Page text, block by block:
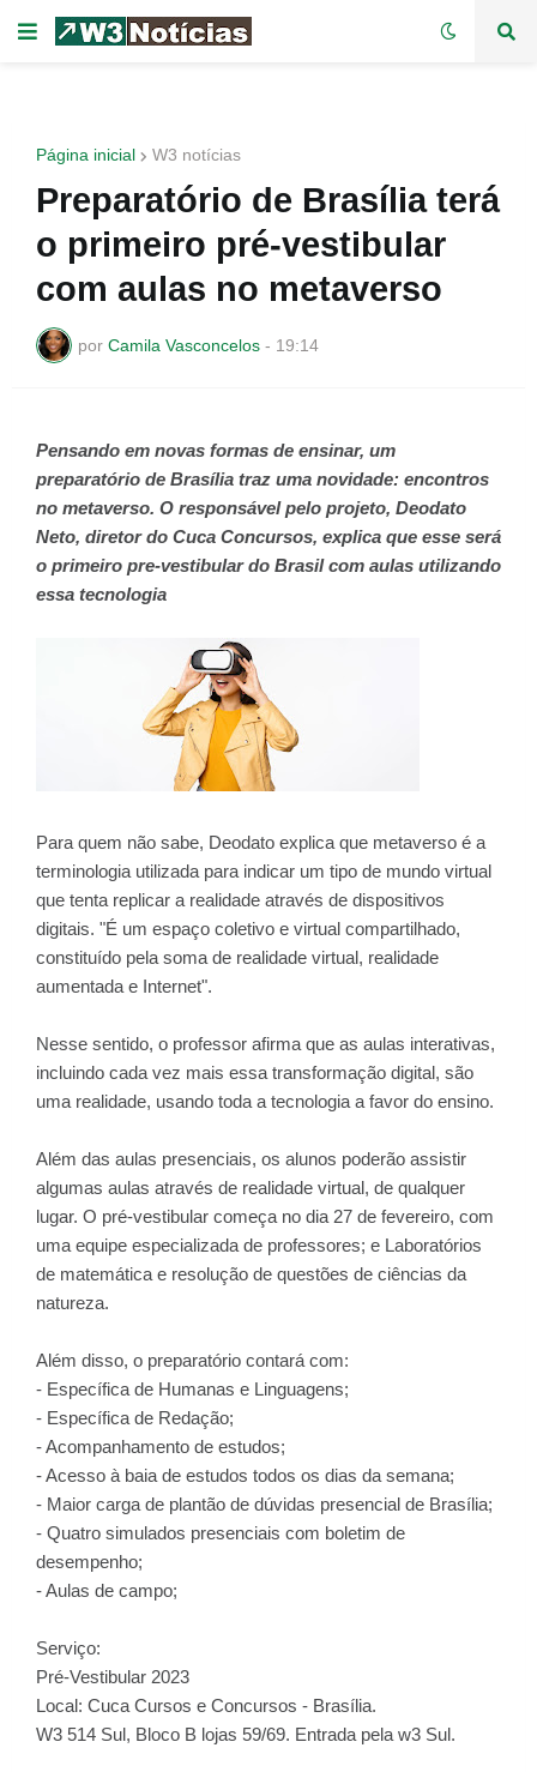
Página inicial W3 notícias
Preparatório de Brasília terá
o primeiro pré-vestibular
com aulas no metaverso
por Camila Vasconcelos - 19:14
Pensando em novas formas de ensinar, um
preparatório de Brasília traz uma novidade: encontros
no metaverso. O responsável pelo projeto, Deodato
Neto, diretor do Cuca Concursos, explica que esse será
o primeiro pre-vestibular do Brasil com aulas utilizando
essa tecnologia
Para quem não sabe, Deodato explica que metaverso é a
terminologia utilizada para indicar um tipo de mundo virtual
que tenta replicar a realidade através de dispositivos
digitais. "É um espaço coletivo e virtual compartilhado,
constituído pela soma de realidade virtual, realidade
aumentada e Internet".
Nesse sentido, o professor afirma que as aulas interativas,
incluindo cada vez mais essa transformação digital, são
uma realidade, usando toda a tecnologia a favor do ensino.
Além das aulas presenciais, os alunos poderão assistir
algumas aulas através de realidade virtual, de qualquer
lugar. O pré-vestibular começa no dia 27 de fevereiro, com
uma equipe especializada de professores; e Laboratórios
de matemática e resolução de questões de ciências da
natureza.
Além disso, o preparatório contará com:
- Específica de Humanas e Linguagens;
- Específica de Redação;
- Acompanhamento de estudos;
- Acesso à baia de estudos todos os dias da semana;
- Maior carga de plantão de dúvidas presencial de Brasília;
- Quatro simulados presenciais com boletim de
desempenho;
- Aulas de campo;
Serviço:
Pré-Vestibular 2023
Local: Cuca Cursos e Concursos - Brasília.
W3 514 Sul, Bloco B lojas 59/69. Entrada pela w3 Sul.